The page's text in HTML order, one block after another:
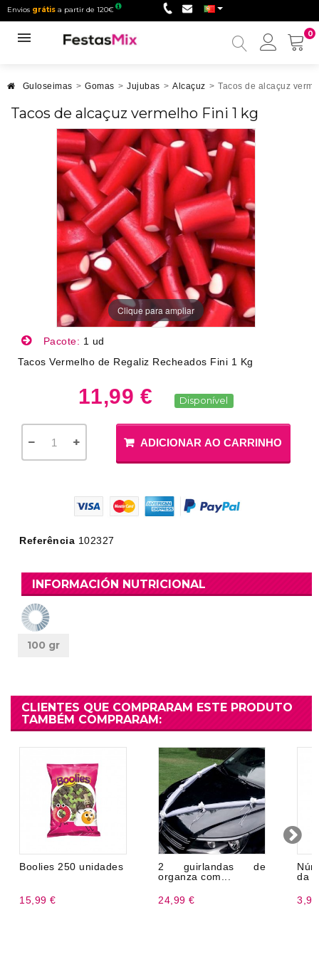
Envios grátis a partir de 120€
0
Minha
Guloseimas > Gomas > Jujubas > Alcaçuz > Tacos de alcaçuz
Tacos de alcaçuz vermelho Fini 1 kg
Clique para ampliar
Pacote: 1 ud
Tacos Vermelho de Regaliz Recheados Fini 1 Kg
11,99 € Disponível
ADICIONAR AO CARRINHO
Referência 102327
INFORMACIÓN NUTRICIONAL
100 gr
CLIENTES QUE COMPRARAM ESTE PRODUTO
TAMBÉM COMPRARAM:
Boolies 250 unidades
15,99 €
2 guirlandas de
organza com...
24,99 €
da